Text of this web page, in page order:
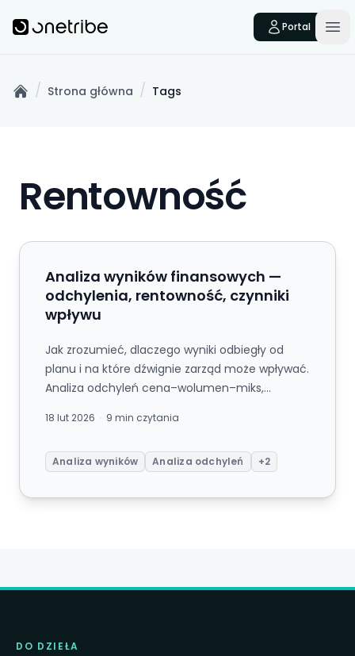
Onetribe
Portal
/ Strona główna / Tags
Rentowność
Analiza wyników finansowych — odchylenia,
Analiza wyników finansowych —
odchylenia, rentowność, czynniki
wpływu
Jak zrozumieć, dlaczego wyniki odbiegły od
planu i na które dźwignie zarząd może wpływać.
Analiza odchyleń cena–wolumen–miks,
18 lut 2026 9 min czytania
Analiza wyników Analiza odchyleń +2
DO DZIEŁA